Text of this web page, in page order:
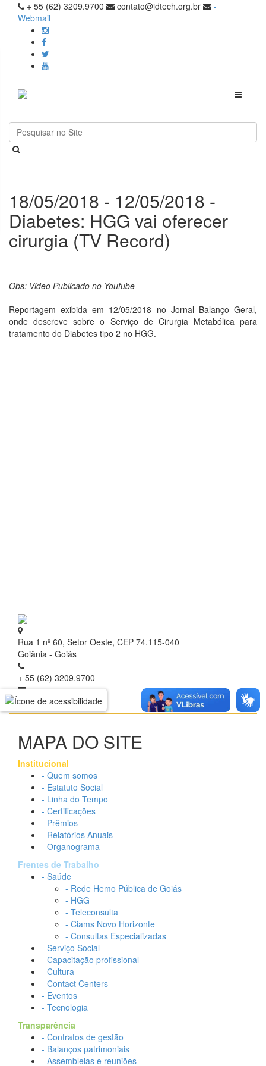
+ 55 (62) 3209.9700 contato@idtech.org.br
-
Webmail
Toggle
18/05/2018 - 12/05/2018 -
Diabetes: HGG vai oferecer
cirurgia (TV Record)
Obs: Video Publicado no Youtube
Reportagem exibida em 12/05/2018 no Jornal Balanço Geral,
onde descreve sobre o Serviço de Cirurgia Metabólica para
tratamento do Diabetes tipo 2 no HGG.
Rua 1 nº 60, Setor Oeste, CEP 74.115-040
Goiânia - Goiás
+ 55 (62) 3209.9700
contato@idtech.org.br
MAPA DO SITE
Institucional
- Quem somos
- Estatuto Social
- Linha do Tempo
- Certificações
- Prêmios
- Relatórios Anuais
- Organograma
Frentes de Trabalho
- Saúde
- Rede Hemo Pública de Goiás
- HGG
- Teleconsulta
- Ciams Novo Horizonte
- Consultas Especializadas
- Serviço Social
- Capacitação profissional
- Cultura
- Contact Centers
- Eventos
- Tecnologia
Transparência
- Contratos de gestão
- Balanços patrimoniais
- Assembleias e reuniões